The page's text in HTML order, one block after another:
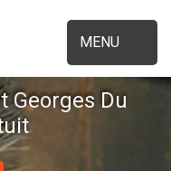
MENU
Georges Du